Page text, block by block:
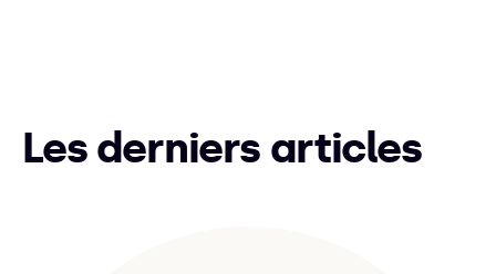
Les derniers articles